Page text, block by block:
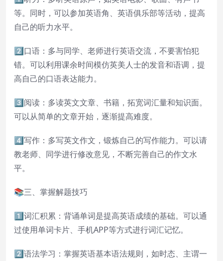
等。同时，可以参加英语角、英语俱乐部等活动，提高
自己的听力水平。
2️⃣口语：多与同学、老师进行英语交流，不要害怕犯
错。可以利用课余时间模仿英美人士的发音和语调，提
高自己的口语表达能力。
3️⃣阅读：多读英文文章、书籍，拓宽词汇量和知识面。
可以从简单的文章开始，逐渐提高难度。
4️⃣写作：多写英文作文，锻炼自己的写作能力。可以请
教老师、同学进行修改意见，不断完善自己的作文水
平。
📚三、掌握解题技巧
1️⃣词汇积累：背诵单词是提高英语成绩的基础。可以通
过使用单词卡片、手机APP等方式进行词汇记忆。
2️⃣语法学习：掌握英语基本语法规则，如时态、主谓一